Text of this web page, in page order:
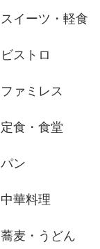
スイーツ・軽食
ビストロ
ファミレス
定食・食堂
パン
中華料理
蕎麦・うどん